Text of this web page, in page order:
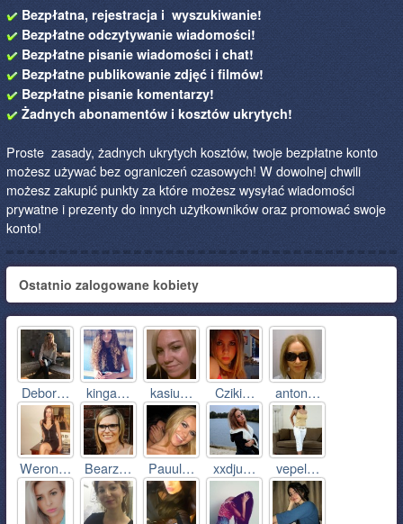
Bezpłatna, rejestracja i wyszukiwanie!
Bezpłatne odczytywanie wiadomości!
Bezpłatne pisanie wiadomości i chat!
Bezpłatne publikowanie zdjęć i filmów!
Bezpłatne pisanie komentarzy!
Żadnych abonamentów i kosztów ukrytych!
Proste zasady, żadnych ukrytych kosztów, twoje bezpłatne konto
możesz używać bez ograniczeń czasowych! W dowolnej chwili
możesz zakupić punkty za które możesz wysyłać wiadomości
prywatne i prezenty do innych użytkowników oraz promować swoje
konto!
Ostatnio zalogowane kobiety
Debor… kinga… kasiu… Cziki… anton…
Weron… Bearz… Pauul… xxdju… vepel…